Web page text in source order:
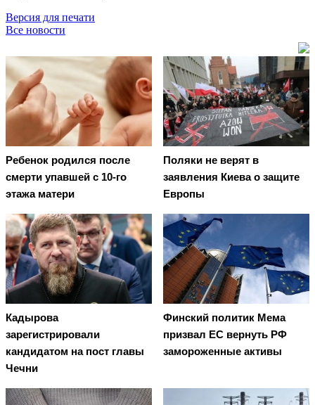
Версия для печати
Все новости
Ребенок родился после
смерти упавшей с 10-го
этажа матери
Поляки не верят в
заявления Киева о защите
Европы
Кадырова
зарегистрировали
кандидатом на пост главы
Чечни
Финский политик Мема
призвал ЕС вернуть РФ
замороженные активы